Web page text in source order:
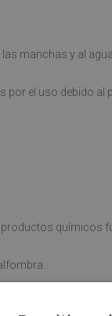
las manchas y al agua
por el uso debido al
químicos
superficies duras.